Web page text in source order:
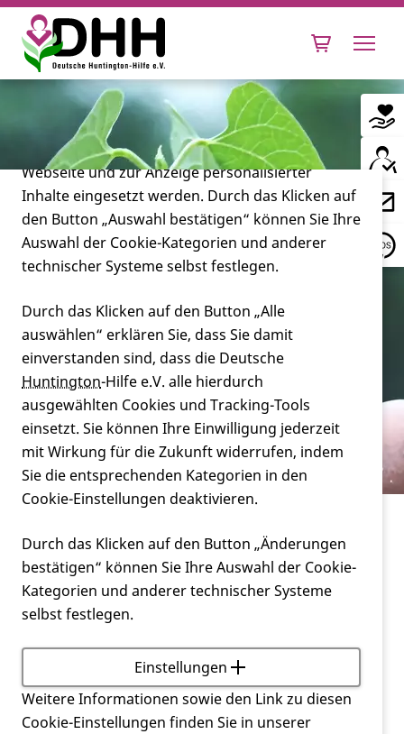
Leben mit Huntington
Forschung
Miteinander
Verein
Service
Stiftungen
Huntington-Stiftung (Forschung)
Ziel der Huntington-Stiftung
wissenschaftliche Forschung über die
Krankheitund ihre Folgen zu unterstützen. Sie
wurde 2013 gegründet und hat seither eine ganze
Reihe von Forschungsprojekten gefördert und
unterstützt. Gefördert werden Projekte, die die
Cookie-Einstellungen
Diese Webseite setzt verschiedene Cookies und
Tracking-Tools ein. Dies beinhaltet Cookies und
Tracking-Tools, die für den Betrieb der Webseite
technisch notwendig sind, die zu statistischen
Zwecken sowie zur besseren Bedienbarkeit der
Webseite und zur Anzeige personalisierter
Inhalte eingesetzt werden. Durch das Klicken auf
den Button „Auswahl bestätigen“ können Sie Ihre
Auswahl der Cookie-Kategorien und anderer
technischer Systeme selbst festlegen.
Durch das Klicken auf den Button „Alle
auswählen“ erklären Sie, dass Sie damit
einverstanden sind, dass die Deutsche
Huntington-Hilfe e.V. alle hierdurch
ausgewählten Cookies und Tracking-Tools
einsetzt. Sie können Ihre Einwilligung jederzeit
mit Wirkung für die Zukunft widerrufen, indem
Sie die entsprechenden Kategorien in den
Cookie-Einstellungen deaktivieren.
Durch das Klicken auf den Button „Änderungen
bestätigen“ können Sie Ihre Auswahl der Cookie-
Kategorien und anderer technischer Systeme
selbst festlegen.
Einstellungen
Weitere Informationen sowie den Link zu diesen
Cookie-Einstellungen finden Sie in unserer